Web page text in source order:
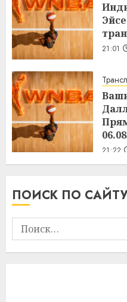
21:01
21:22
ПОИСК ПО САЙТУ
Найти: